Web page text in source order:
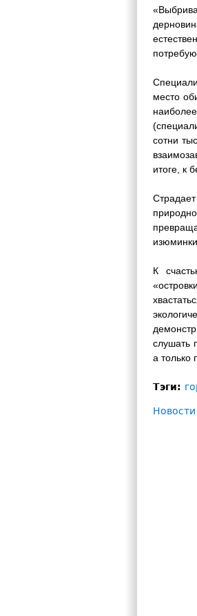
место
сотни
итоге, к
К
слушать
а только
Тэги:
Новости